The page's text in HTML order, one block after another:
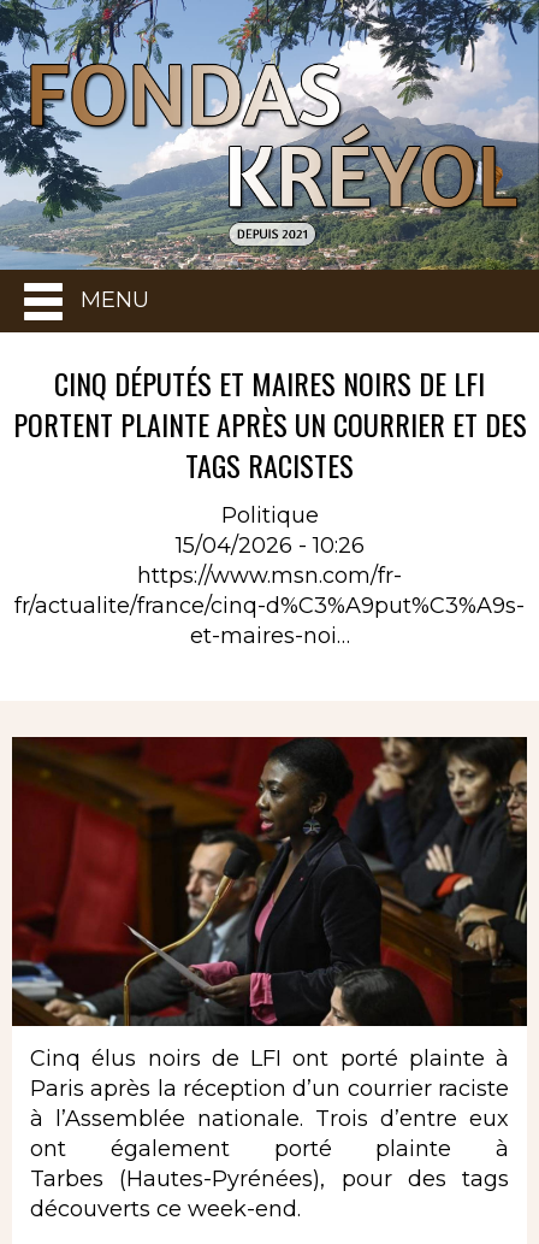
MENU
CINQ DÉPUTÉS ET MAIRES NOIRS DE LFI
PORTENT PLAINTE APRÈS UN COURRIER ET DES
TAGS RACISTES
Politique
15/04/2026 - 10:26
https://www.msn.com/fr-
fr/actualite/france/cinq-d%C3%A9put%C3%A9s-
et-maires-noi…
Cinq élus noirs de LFI ont porté plainte à
Paris après la réception d’un courrier raciste
à l’Assemblée nationale. Trois d’entre eux
ont également porté plainte à
Tarbes (Hautes-Pyrénées), pour des tags
découverts ce week-end.